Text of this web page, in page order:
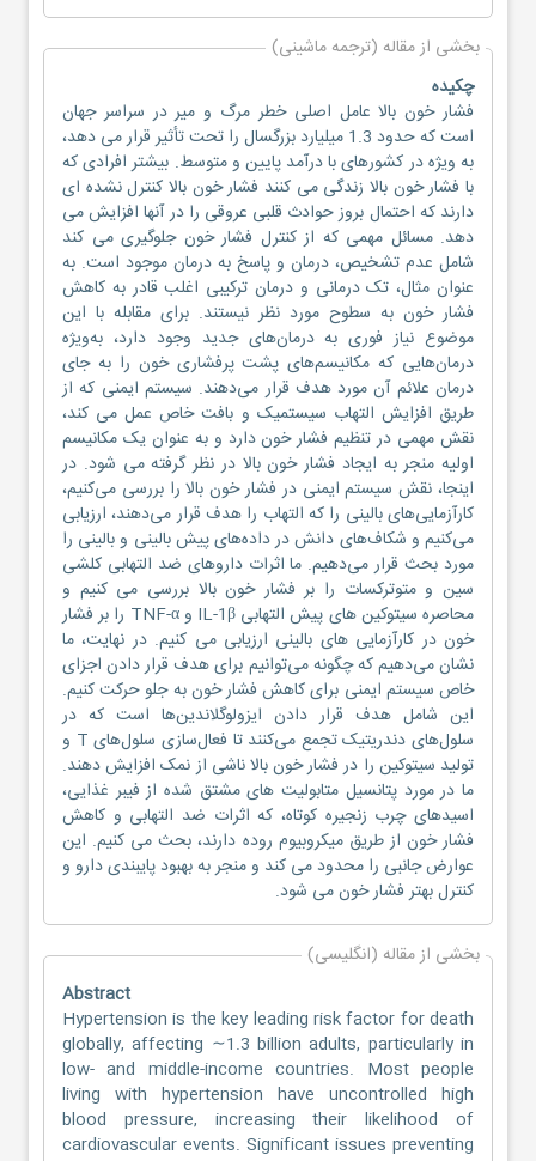
بخشی از مقاله (ترجمه ماشینی)
چکیده
فشار خون بالا عامل اصلی خطر مرگ و میر در سراسر جهان
است که حدود 1.3 میلیارد بزرگسال را تحت تأثیر قرار می دهد،
به ویژه در کشورهای با درآمد پایین و متوسط. بیشتر افرادی که
با فشار خون بالا زندگی می کنند فشار خون بالا کنترل نشده ای
دارند که احتمال بروز حوادث قلبی عروقی را در آنها افزایش می
دهد. مسائل مهمی که از کنترل فشار خون جلوگیری می کند
شامل عدم تشخیص، درمان و پاسخ به درمان موجود است. به
عنوان مثال، تک درمانی و درمان ترکیبی اغلب قادر به کاهش
فشار خون به سطوح مورد نظر نیستند. برای مقابله با این
موضوع نیاز فوری به درمان‌های جدید وجود دارد، به‌ویژه
درمان‌هایی که مکانیسم‌های پشت پرفشاری خون را به جای
درمان علائم آن مورد هدف قرار می‌دهند. سیستم ایمنی که از
طریق افزایش التهاب سیستمیک و بافت خاص عمل می کند،
نقش مهمی در تنظیم فشار خون دارد و به عنوان یک مکانیسم
اولیه منجر به ایجاد فشار خون بالا در نظر گرفته می شود. در
اینجا، نقش سیستم ایمنی در فشار خون بالا را بررسی می‌کنیم،
کارآزمایی‌های بالینی را که التهاب را هدف قرار می‌دهند، ارزیابی
می‌کنیم و شکاف‌های دانش در داده‌های پیش بالینی و بالینی را
مورد بحث قرار می‌دهیم. ما اثرات داروهای ضد التهابی کلشی
سین و متوترکسات را بر فشار خون بالا بررسی می کنیم و
محاصره سیتوکین های پیش التهابی IL-1β و TNF-α را بر فشار
خون در کارآزمایی های بالینی ارزیابی می کنیم. در نهایت، ما
نشان می‌دهیم که چگونه می‌توانیم برای هدف قرار دادن اجزای
خاص سیستم ایمنی برای کاهش فشار خون به جلو حرکت کنیم.
این شامل هدف قرار دادن ایزولوگلاندین‌ها است که در
سلول‌های دندریتیک تجمع می‌کنند تا فعال‌سازی سلول‌های T و
تولید سیتوکین را در فشار خون بالا ناشی از نمک افزایش دهند.
ما در مورد پتانسیل متابولیت های مشتق شده از فیبر غذایی،
اسیدهای چرب زنجیره کوتاه، که اثرات ضد التهابی و کاهش
فشار خون از طریق میکروبیوم روده دارند، بحث می کنیم. این
عوارض جانبی را محدود می کند و منجر به بهبود پایبندی دارو و
کنترل بهتر فشار خون می شود.
بخشی از مقاله (انگلیسی)
Abstract
Hypertension is the key leading risk factor for death
globally, affecting ∼1.3 billion adults, particularly in
low- and middle-income countries. Most people
living with hypertension have uncontrolled high
blood pressure, increasing their likelihood of
cardiovascular events. Significant issues preventing